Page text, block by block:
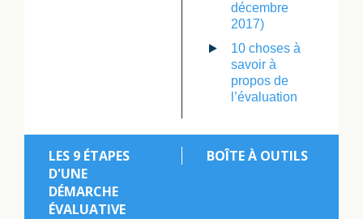
décembre
2017)
10 choses à
savoir à
propos de
l’évaluation
LES 9 ÉTAPES
D'UNE
DÉMARCHE
ÉVALUATIVE
BOÎTE À OUTILS